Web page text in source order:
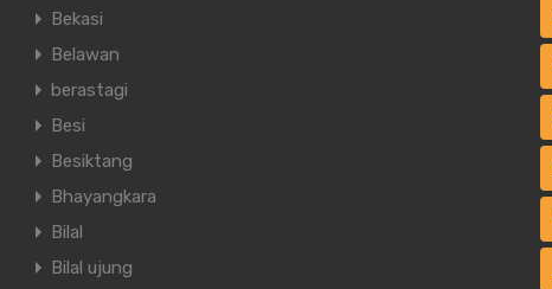
Bekasi
Belawan
berastagi
Besi
Besiktang
Bhayangkara
Bilal
Bilal ujung